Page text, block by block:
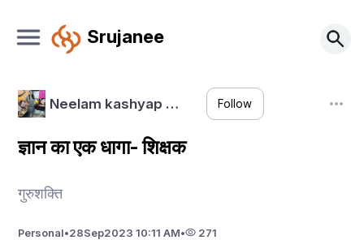
Srujanee
Neelam kashyap … Follow
ज्ञान का एक धागा- शिक्षक
गुरुशक्ति
Personal•28Sep2023 10:11 AM• 271